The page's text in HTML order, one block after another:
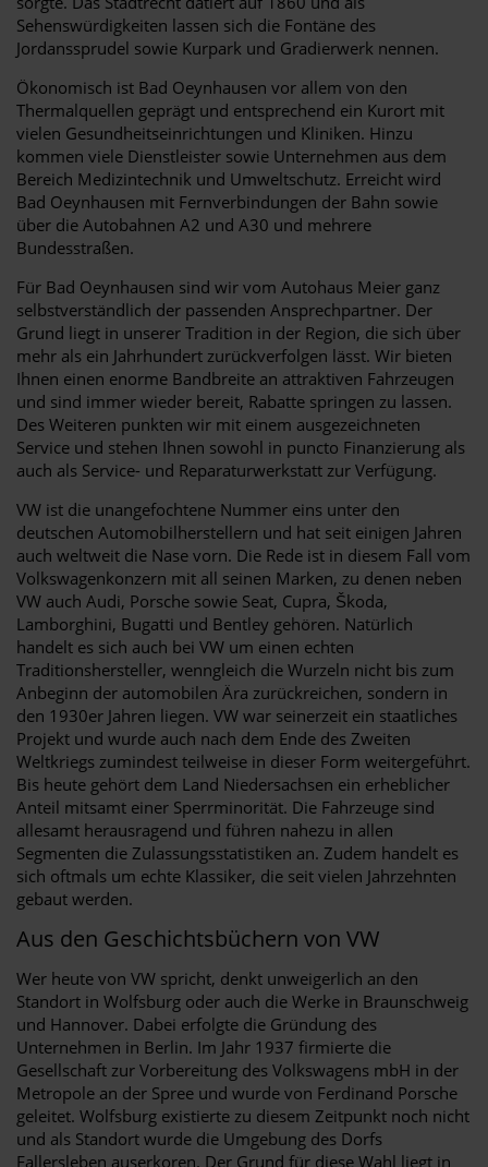
Sehenswürdigkeiten lassen sich die Fontäne des
Jordanssprudel sowie Kurpark und Gradierwerk nennen.
Ökonomisch ist Bad Oeynhausen vor allem von den
Thermalquellen geprägt und entsprechend ein Kurort mit
vielen Gesundheitseinrichtungen und Kliniken. Hinzu
kommen viele Dienstleister sowie Unternehmen aus dem
Bereich Medizintechnik und Umweltschutz. Erreicht wird
Bad Oeynhausen mit Fernverbindungen der Bahn sowie
über die Autobahnen A2 und A30 und mehrere
Bundesstraßen.
Für Bad Oeynhausen sind wir vom Autohaus Meier ganz
selbstverständlich der passenden Ansprechpartner. Der
Grund liegt in unserer Tradition in der Region, die sich über
mehr als ein Jahrhundert zurückverfolgen lässt. Wir bieten
Ihnen einen enorme Bandbreite an attraktiven Fahrzeugen
und sind immer wieder bereit, Rabatte springen zu lassen.
Des Weiteren punkten wir mit einem ausgezeichneten
Service und stehen Ihnen sowohl in puncto Finanzierung als
auch als Service- und Reparaturwerkstatt zur Verfügung.
VW ist die unangefochtene Nummer eins unter den
deutschen Automobilherstellern und hat seit einigen Jahren
auch weltweit die Nase vorn. Die Rede ist in diesem Fall vom
Volkswagenkonzern mit all seinen Marken, zu denen neben
VW auch Audi, Porsche sowie Seat, Cupra, Škoda,
Lamborghini, Bugatti und Bentley gehören. Natürlich
handelt es sich auch bei VW um einen echten
Traditionshersteller, wenngleich die Wurzeln nicht bis zum
Anbeginn der automobilen Ära zurückreichen, sondern in
den 1930er Jahren liegen. VW war seinerzeit ein staatliches
Projekt und wurde auch nach dem Ende des Zweiten
Weltkriegs zumindest teilweise in dieser Form weitergeführt.
Bis heute gehört dem Land Niedersachsen ein erheblicher
Anteil mitsamt einer Sperrminorität. Die Fahrzeuge sind
allesamt herausragend und führen nahezu in allen
Segmenten die Zulassungsstatistiken an. Zudem handelt es
sich oftmals um echte Klassiker, die seit vielen Jahrzehnten
gebaut werden.
Aus den Geschichtsbüchern von VW
Wer heute von VW spricht, denkt unweigerlich an den
Standort in Wolfsburg oder auch die Werke in Braunschweig
und Hannover. Dabei erfolgte die Gründung des
Unternehmen in Berlin. Im Jahr 1937 firmierte die
Gesellschaft zur Vorbereitung des Volkswagens mbH in der
Metropole an der Spree und wurde von Ferdinand Porsche
geleitet. Wolfsburg existierte zu diesem Zeitpunkt noch nicht
und als Standort wurde die Umgebung des Dorfs
Fallersleben auserkoren. Der Grund für diese Wahl liegt in